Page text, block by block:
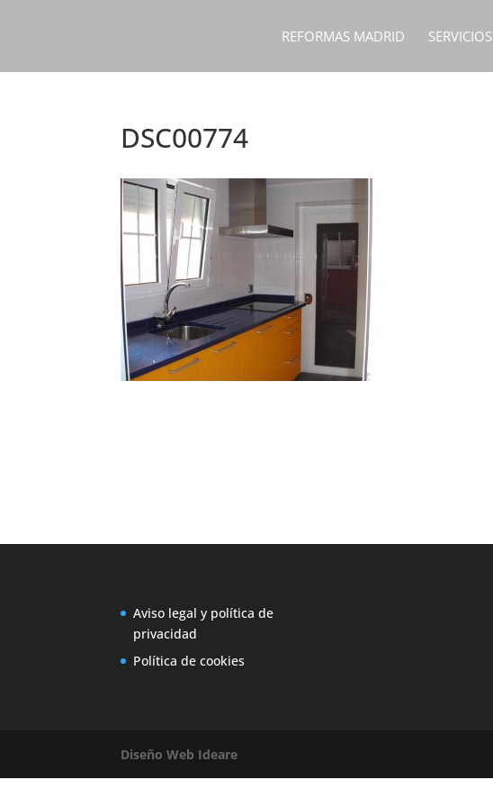
REFORMAS MADRID SERVICIOS
DSC00774
Aviso legal y política de
privacidad
Política de cookies
Diseño Web Ideare